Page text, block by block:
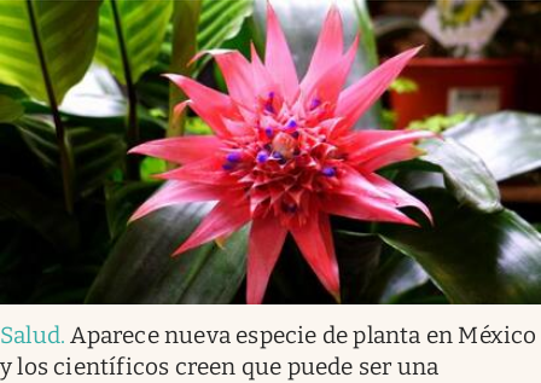
Salud.Aparece nueva especie de planta en México
y los científicos creen que puede ser una